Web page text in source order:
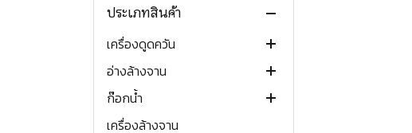
ประเภทสินค้า
เตาแก๊ส 1 หัว
เตาแก๊ส 2 หัว
โต๊ะวางเตาแก๊ส
เตาแก๊สแบบฝัง
เตาแก๊สฝังขนาด 30 ซม.
เตาแก๊สฝังขนาด 60 ซม.
เตาแก๊สฝังขนาด 70-80 ซม.
เตาแก๊สฝังขนาด 80-90 ซม.
เตาแก๊สพกพา
เตาทั่วไป
เตาปิ้งย่าง
หัวพ่นไฟ
เตาแก๊สตั้งพื้น
เตาชั้น
เตาแก๊สตู้
เตาย่างแก๊ส
หม้อหุงข้าวแก๊ส
เตาแม่เหล็กไฟฟ้า
เตาอินดักชั่นตั้งโต๊ะ
เตาอินดักชั่นแบบฝัง
ขนาด 30 ซม. (2 หัว)
ขนาด 70 ซม. (2 หัว)
เตาเซรามิคแบบฝัง
ขนาด 30 ซม. (2 หัว)
ขนาด 70 ซม. (2 หัว)
ขนาด 60 ซม. (4 หัว)
เตาแผ่นความร้อนแบบฝัง
ขนาด 30 ซม. (2 หัว)
เตาอบ
เตาอบแก๊ส
เตาอบไฟฟ้า
เตาติ๊ง ตั้งโต๊ะ
เตาอบไฟฟ้าแบบฝัง
เตาอบไมโครเวฟ
เตาอบไมโครเวฟตั้งโต๊ะ
เครื่องดูดควัน
เครื่องดูดควันแขวนผนัง
แบบกระโจม
แบบ Slope
เครื่องดูดควันกลางห้อง
เครื่องดูดควันแบบหมุนเวียน
อ่างล้างจาน
อ่างล้างจานสแตนเลส
1 หลุม
อ่างล้างจานเคลือบ PVD
ก๊อกน้ำ
ก๊อกเดี่ยว
เครื่องล้างจาน